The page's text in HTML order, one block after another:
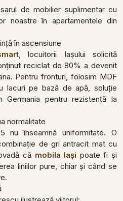
de mobilier suplimentar cu
noastre în apartamentele din
în ascensiune
, locuitorii Iașului solicită
reciclat de 80% a devenit
Pentru fronturi, folosim MDF
lacuri pe bază de apă, soluție
Germania pentru rezistență la
normalitate
nu înseamnă uniformitate. O
de gri antracit mat cu
că mobila Iași poate fi și
liniilor pure, chiar și când se